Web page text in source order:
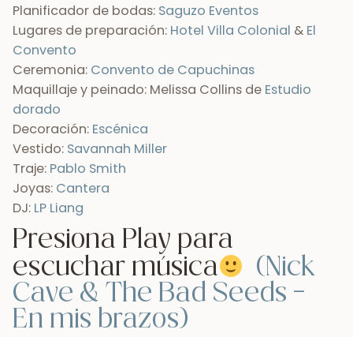
Planificador de bodas: Saguzo Eventos
Lugares de preparación: Hotel Villa Colonial & El
Convento
Ceremonia: Convento de Capuchinas
Maquillaje y peinado: Melissa Collins de Estudio
dorado
Decoración: Escénica
Vestido: Savannah Miller
Traje: Pablo Smith
Joyas: Cantera
DJ: LP Liang
Presiona Play para
escuchar música
(Nick
Cave & The Bad Seeds –
En mis brazos)